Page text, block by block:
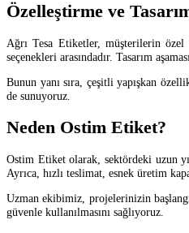
Özelleştirme ve
Ağrı Tesa Etiketler, müşterilerin
seçenekleri arasındadır. Tasarım
Bunun yanı sıra, çeşitli yapışkan
de sunuyoruz.
Neden Ostim Etiket?
Ostim Etiket olarak, sektördeki uzun
Ayrıca, hızlı teslimat, esnek üretim
Uzman ekibimiz, projelerinizin
güvenle kullanılmasını sağlıyoruz.